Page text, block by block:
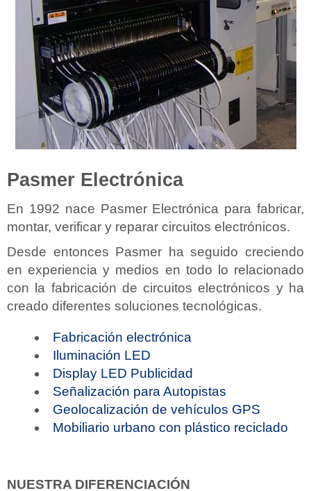
Pasmer Electrónica
En 1992 nace Pasmer Electrónica para fabricar,
montar, verificar y reparar circuitos electrónicos.
Desde entonces Pasmer ha seguido creciendo
en experiencia y medios en todo lo relacionado
con la fabricación de circuitos electrónicos y ha
creado diferentes soluciones tecnológicas.
Fabricación electrónica
Iluminación LED
Display LED Publicidad
Señalización para Autopistas
Geolocalización de vehículos GPS
Mobiliario urbano con plástico reciclado
NUESTRA DIFERENCIACIÓN